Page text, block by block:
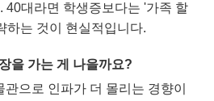
40대라면 학생증보다는 '가족 할
하는 것이 현실적입니다.
을 가는 게 나을까요?
으로 인파가 더 몰리는 경향이